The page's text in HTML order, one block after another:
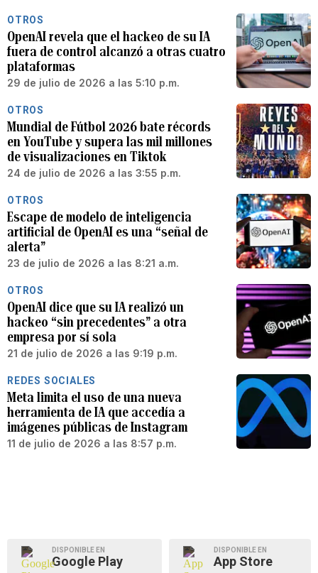
OTROS
OpenAI revela que el hackeo de su IA
fuera de control alcanzó a otras cuatro
plataformas
29 de julio de 2026 a las 5:10 p.m.
OTROS
Mundial de Fútbol 2026 bate récords
en YouTube y supera las mil millones
de visualizaciones en Tiktok
24 de julio de 2026 a las 3:55 p.m.
OTROS
Escape de modelo de inteligencia
artificial de OpenAI es una “señal de
alerta”
23 de julio de 2026 a las 8:21 a.m.
OTROS
OpenAI dice que su IA realizó un
hackeo “sin precedentes” a otra
empresa por sí sola
21 de julio de 2026 a las 9:19 p.m.
REDES SOCIALES
Meta limita el uso de una nueva
herramienta de IA que accedía a
imágenes públicas de Instagram
11 de julio de 2026 a las 8:57 p.m.
DISPONIBLE EN
Google Play
DISPONIBLE EN
App Store